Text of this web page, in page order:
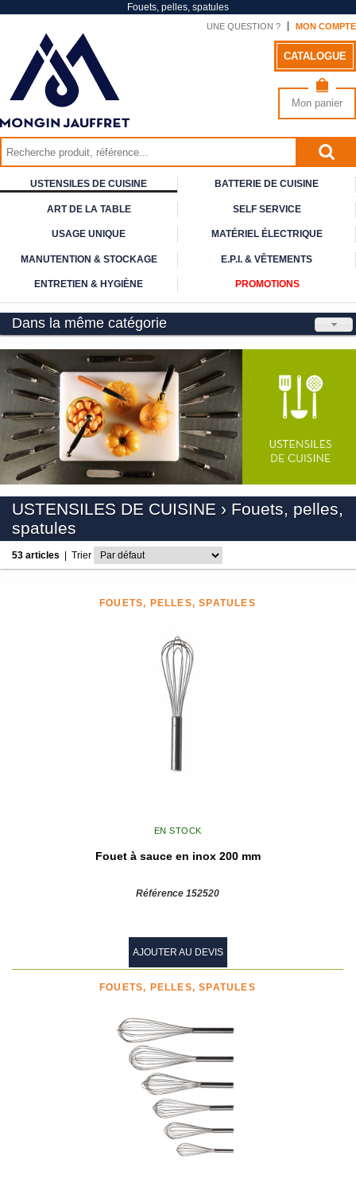
Fouets, pelles, spatules
UNE QUESTION ? MON COMPTE
CATALOGUE
Mon panier
USTENSILES DE CUISINE BATTERIE DE CUISINE
ART DELA TABLE SELFSERVICE
USAGE UNIQUE MATÉRIEL ÉLECTRIQUE
MANUTENTION & STOCKAGE E.P.I. & VÊTEMENTS
ENTRETIEN & HYGIÈNE PROMOTIONS
Dans la même catégorie
USTENSILES DE CUISINE › Fouets, pelles,
spatules
53 articles Trier
FOUETS, PELLES, SPATULES
EN STOCK
Fouet à sauce en inox 200 mm
Référence 152520
AJOUTER AU DEVIS
FOUETS, PELLES, SPATULES